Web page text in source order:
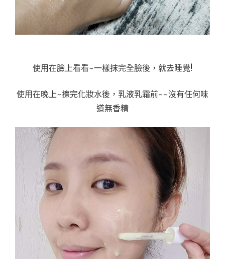
使用在臉上看看~一樣抹完全臉後，就去睡覺!
使用在晚上~擦完化妝水後，乳液乳霜前~~沒有任何味
道無香精